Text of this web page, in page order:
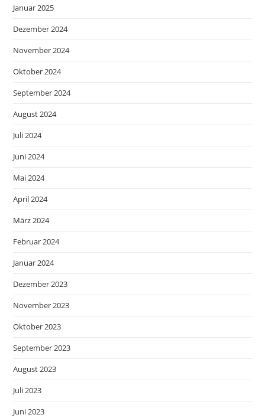
Januar 2025
Dezember 2024
November 2024
Oktober 2024
September 2024
August 2024
Juli 2024
Juni 2024
Mai 2024
April 2024
März 2024
Februar 2024
Januar 2024
Dezember 2023
November 2023
Oktober 2023
September 2023
August 2023
Juli 2023
Juni 2023